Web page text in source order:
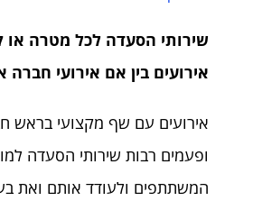
שירותי הסעדה לכל מטרה או
אירועים בין אם אירועי
אירועים עם שף מקצועי בראש
ופעמים רבות שירותי הסעדה
המשתתפים ולעודד אותם ואת